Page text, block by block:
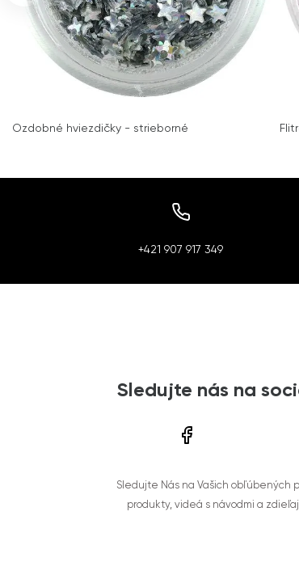
Ozdobné hviezdičky - strieborné
+421 907 917 349
Sledujte nás na
Sledujte Nás na Vašich obľúbených
produkty, videá s návodmi a